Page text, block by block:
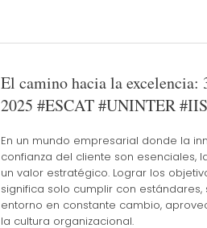
El camino hacia la excelencia:
2025 #ESCAT #UNINTER
En un mundo empresarial donde la
confianza del cliente son esenciales,
un valor estratégico. Lograr los
significa solo cumplir con
entorno en constante cambio,
la cultura organizacional.